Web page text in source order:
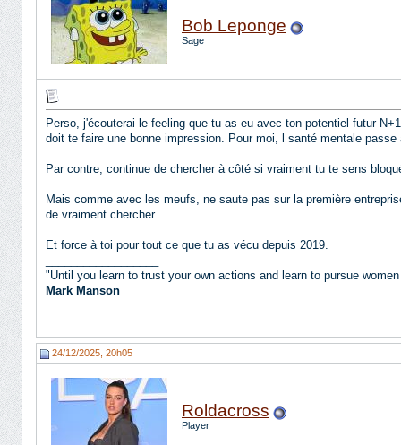
Bob Leponge
Sage
Perso, j'écouterai le feeling que tu as eu avec ton potentiel futur
doit te faire une bonne impression. Pour moi, l santé mentale passe
Par contre, continue de chercher à côté si vraiment tu te sens
Mais comme avec les meufs, ne saute pas sur la première
de vraiment chercher.
Et force à toi pour tout ce que tu as vécu depuis 2019.
"Until you learn to trust your own actions and learn to pursue
Mark Manson
24/12/2025, 20h05
Roldacross
Player